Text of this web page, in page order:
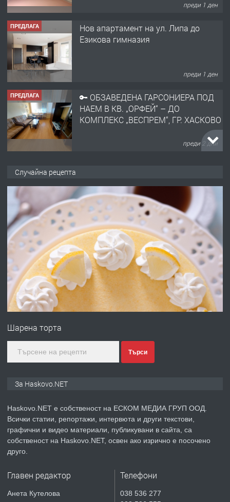
преди 1 ден
ПРЕДЛАГА
Нов апартамент на ул. Липа до
Езикова гимназия
преди 1 ден
ПРЕДЛАГА
🔑 ОБЗАВЕДЕНА ГАРСОНИЕРА ПОД
НАЕМ В КВ. „ОРФЕЙ“ – ДО
КОМПЛЕКС „ВЕСПРЕМ“, ГР. ХАСКОВО
преди 2 дни
АПАРТАМЕНТ В ЦЕНТЪРА НА ГР.
ХАСКОВО
преди 3 дни
ПРЕДЛАГА Давам гараж под наем
преди 3 дни
ПРЕДЛАГА
№4120 Магазин/Офис под наем в кв.
преди 4 дни
ПРЕДЛАГА
Продавам парцел в гр. Хасково кв.
Случайна рецепта
Шарена торта
Търси
За Haskovo.NET
Haskovo.NET е собственост на ЕСКОМ МЕДИА ГРУП ООД.
Всички статии, репортажи, интервюта и други текстови,
графични и видео материали, публикувани в сайта, са
собственост на Haskovo.NET, освен ако изрично е посочено
друго.
Главен редактор
Анета Кутелова
Телефони
038 536 277